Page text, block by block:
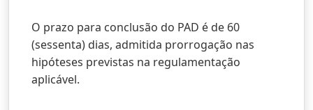
O prazo para conclusão do PAD é de 60
(sessenta) dias, admitida prorrogação nas
hipóteses previstas na regulamentação
aplicável.